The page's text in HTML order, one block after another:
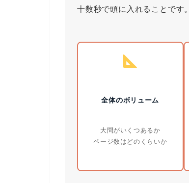
十数秒で頭に入れることです。
全体のボリューム
大問がいくつあるか
ページ数はどのくらいか